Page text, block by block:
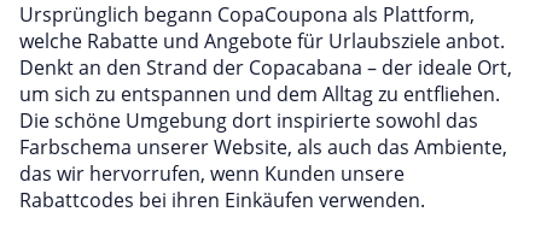
Ursprünglich begann CopaCoupona als Plattform,
welche Rabatte und Angebote für Urlaubsziele anbot.
Denkt an den Strand der Copacabana – der ideale Ort,
um sich zu entspannen und dem Alltag zu entfliehen.
Die schöne Umgebung dort inspirierte sowohl das
Farbschema unserer Website, als auch das Ambiente,
das wir hervorrufen, wenn Kunden unsere
Rabattcodes bei ihren Einkäufen verwenden.